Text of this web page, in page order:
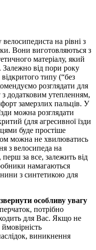
на рівні з
Вони виготовляються з
матеріалу, який
Залежно від пори року
типу (“без
розглядати для
додатковим утепленням,
замерзлих пальців. У
можна розглядати
(для агресивної їзди
буде простіше
можна не хвилюватись
з велосипеда на
перш за все, залежить від
намагаються
з синтетикою для
особливу увагу
потрібно
для Вас. Якщо не
виникнення